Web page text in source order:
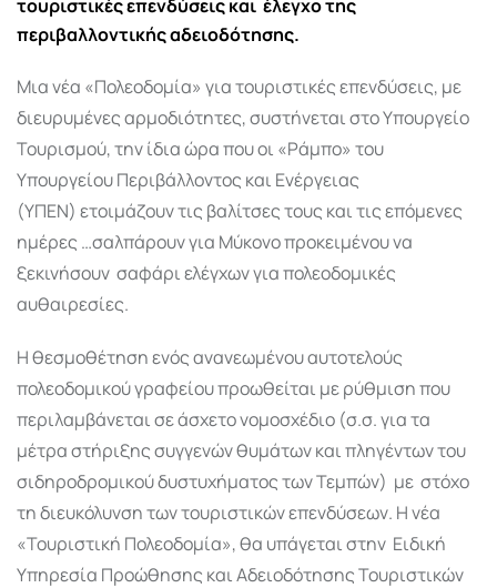
τουριστικές επενδύσεις και έλεγχο της
περιβαλλοντικής αδειοδότησης.
Μια νέα «Πολεοδομία» για τουριστικές επενδύσεις, με
διευρυμένες αρμοδιότητες, συστήνεται στο Υπουργείο
Τουρισμού, την ίδια ώρα που οι «Ράμπο» του
Υπουργείου Περιβάλλοντος και Ενέργειας
(ΥΠΕΝ) ετοιμάζουν τις βαλίτσες τους και τις επόμενες
ημέρες …σαλπάρουν για Μύκονο προκειμένου να
ξεκινήσουν σαφάρι ελέγχων για πολεοδομικές
αυθαιρεσίες.
Η θεσμοθέτηση ενός ανανεωμένου αυτοτελούς
πολεοδομικού γραφείου προωθείται με ρύθμιση που
περιλαμβάνεται σε άσχετο νομοσχέδιο (σ.σ. για τα
μέτρα στήριξης συγγενών θυμάτων και πληγέντων του
σιδηροδρομικού δυστυχήματος των Τεμπών) με στόχο
τη διευκόλυνση των τουριστικών επενδύσεων. Η νέα
«Τουριστική Πολεοδομία», θα υπάγεται στην Ειδική
Υπηρεσία Προώθησης και Αδειοδότησης Τουριστικών